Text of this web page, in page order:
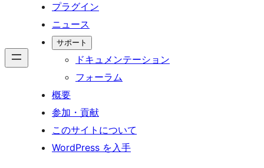
プラグイン
ニュース
サポート
ドキュメンテーション
フォーラム
概要
参加・貢献
このサイトについて
WordPress を入手